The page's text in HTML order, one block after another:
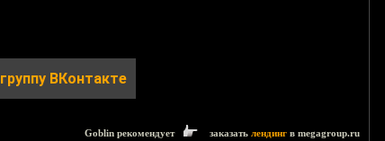
группу ВКонтакте
Goblin рекомендует заказать лендинг в megagroup.ru